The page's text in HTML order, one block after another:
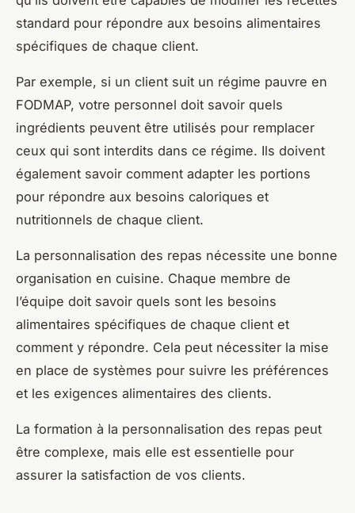
standard pour répondre aux besoins alimentaires
spécifiques de chaque client.
Par exemple, si un client suit un régime pauvre en
FODMAP, votre personnel doit savoir quels
ingrédients peuvent être utilisés pour remplacer
ceux qui sont interdits dans ce régime. Ils doivent
également savoir comment adapter les portions
pour répondre aux besoins caloriques et
nutritionnels de chaque client.
La personnalisation des repas nécessite une bonne
organisation en cuisine. Chaque membre de
l’équipe doit savoir quels sont les besoins
alimentaires spécifiques de chaque client et
comment y répondre. Cela peut nécessiter la mise
en place de systèmes pour suivre les préférences
et les exigences alimentaires des clients.
La formation à la personnalisation des repas peut
être complexe, mais elle est essentielle pour
assurer la satisfaction de vos clients.